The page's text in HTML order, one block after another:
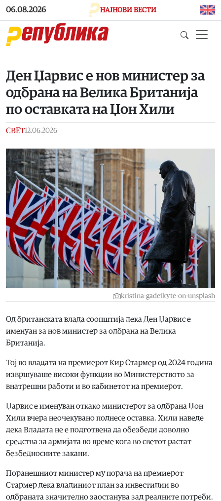
Skip to main content
06.08.2026 НАЈНОВИ ВЕСТИ
Ден Џарвис е нов министер за
одбрана на Велика Британија
по оставката на Џон Хили
СВЕТ12.06.2026
kristina-gadeikyte-on-unsplash
Од британската влада соопштија дека Ден Џарвис е
именуан за нов министер за одбрана на Велика
Британија.
Тој во владата на премиерот Кир Стармер од 2024 година
извршуваше високи функции во Министерството за
внатрешни работи и во кабинетот на премиерот.
Џарвис е именуван откако министерот за одбрана Џон
Хили вчера неочекувано поднесе оставка. Хили наведе
дека Владата не е подготвена да обезбеди доволно
средства за армијата во време кога во светот растат
безбедносните закани.
Поранешниот министер му порача на премиерот
Стармер дека владиниот план за инвестиции во
одбраната значително заостанува зад реалните потреби.